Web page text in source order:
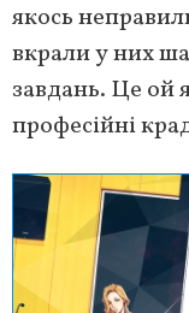
якось
вкрали у них
завдань. Це ой
професійні